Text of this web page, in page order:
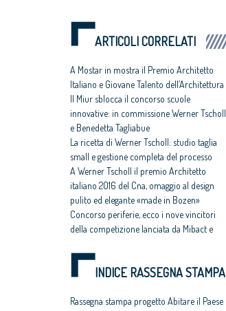
ARTICOLI CORRELATI
A Mostar in mostra il Premio Architetto
Italiano e Giovane Talento dell’Architettura
Il Miur sblocca il concorso scuole
innovative: in commissione Werner Tscholl
e Benedetta Tagliabue
La ricetta di Werner Tscholl: studio taglia
small e gestione completa del processo
A Werner Tscholl il premio Architetto
italiano 2016 del Cna, omaggio al design
pulito ed elegante «made in Bozen»
Concorso periferie, ecco i nove vincitori
della competizione lanciata da Mibact e
INDICE RASSEGNA STAMPA
Rassegna stampa progetto Abitare il Paese